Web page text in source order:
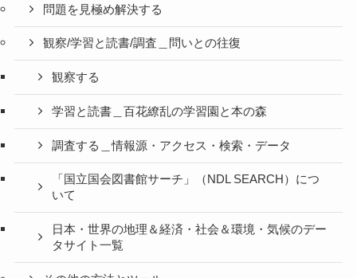
問題を見極め解決する
観察/学習と読書/調査＿問いとの往復
観察する
学習と読書＿百花繚乱の学習園と本の森
調査する＿情報源・アクセス・検索・データ
「国立国会図書館サーチ」（NDL SEARCH）につ
いて
日本・世界の地理＆経済・社会＆環境・気候のデー
タサイト一覧